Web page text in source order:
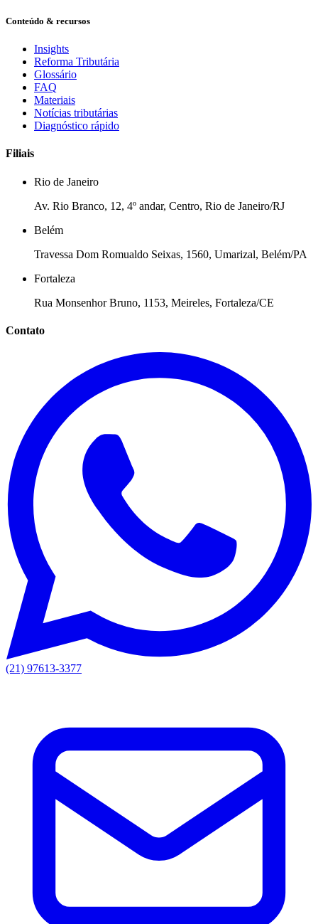
Conteúdo & recursos
Insights
Reforma Tributária
Glossário
FAQ
Materiais
Notícias tributárias
Diagnóstico rápido
Filiais
Rio de Janeiro
Av. Rio Branco, 12, 4º andar, Centro, Rio de Janeiro/RJ
Belém
Travessa Dom Romualdo Seixas, 1560, Umarizal, Belém/PA
Fortaleza
Rua Monsenhor Bruno, 1153, Meireles, Fortaleza/CE
Contato
(21) 97613-3377